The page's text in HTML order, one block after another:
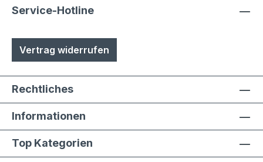
Service-Hotline
Vertrag widerrufen
Rechtliches
Informationen
Top Kategorien